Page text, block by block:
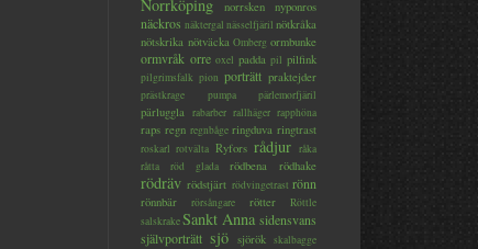
Norrköping norrsken nyponros
näckros näktergal nässelfjäril nötkråka
nötskrika nötväcka Omberg ormbunke
ormvråk orre oxel padda pil pilfink
pilgrimsfalk pion porträtt praktejder
prästkrage pumpa pärlemorfjäril
pärluggla rabarber rallhäger rapphöna
raps regn regnbåge ringduva ringtrast
roskarl rotvälta Ryfors rådjur råka
råtta
röd glada rödbena rödhake
rödräv rödstjärt rödvingetrast rönn
rönnbär rörsångare rötter
Röttle
salskrakeSankt Anna sidensvans
självporträtt sjö sjörök skalbagge